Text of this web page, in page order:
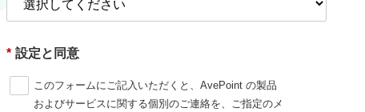
* 設定と同意
このフォームにご記入いただくと、AvePoint の製品
およびサービスに関する個別のご連絡を、ご指定のメ